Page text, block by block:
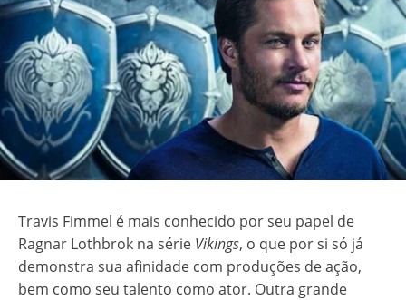
Travis Fimmel é mais conhecido por seu papel de
Ragnar Lothbrok na série Vikings, o que por si só já
demonstra sua afinidade com produções de ação,
bem como seu talento como ator. Outra grande